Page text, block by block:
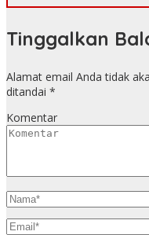
Tinggalkan
Alamat email Anda tidak
ditandai *
Komentar